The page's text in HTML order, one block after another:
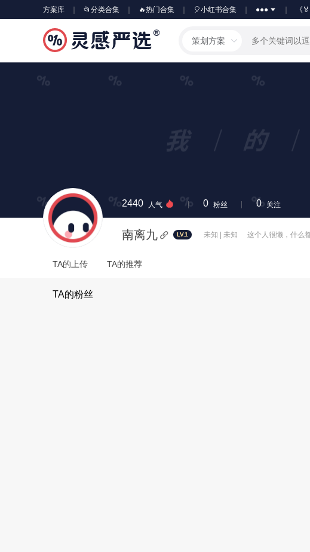
方案库 📂分类合集 🔥热门合集 🎈小红书合集 ●●● 《
策划方案
2440 人气 0 粉丝 0 关注
南离九 LV.1 未知 | 未知 这个人很懒，什么
TA的上传 TA的推荐
TA的粉丝